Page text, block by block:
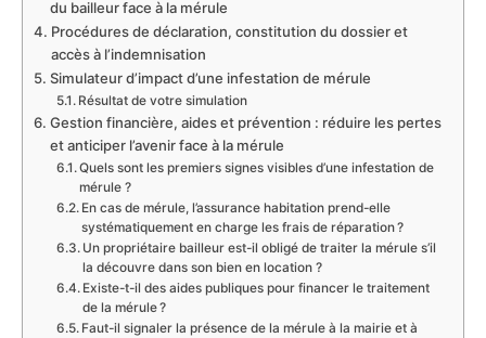
du bailleur face à la mérule
Procédures de déclaration, constitution du dossier et
accès à l’indemnisation
Simulateur d’impact d’une infestation de mérule
Résultat de votre simulation
Gestion financière, aides et prévention : réduire les pertes
et anticiper l’avenir face à la mérule
Quels sont les premiers signes visibles d’une infestation de
mérule ?
En cas de mérule, l’assurance habitation prend-elle
systématiquement en charge les frais de réparation ?
Un propriétaire bailleur est-il obligé de traiter la mérule s’il
la découvre dans son bien en location ?
Existe-t-il des aides publiques pour financer le traitement
de la mérule ?
Faut-il signaler la présence de la mérule à la mairie et à